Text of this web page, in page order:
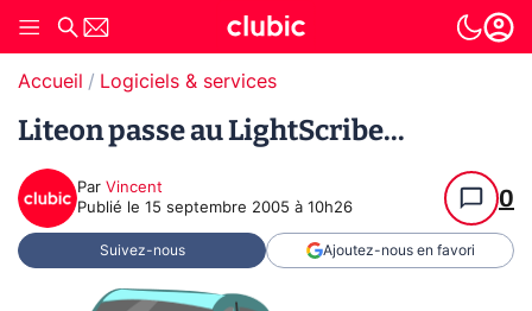
Accueil Logiciels & services
Liteon passe au LightScribe...
Par Vincent
Publié le 15 septembre 2005 à 10h26 0
Suivez-nous Ajoutez-nous en favori